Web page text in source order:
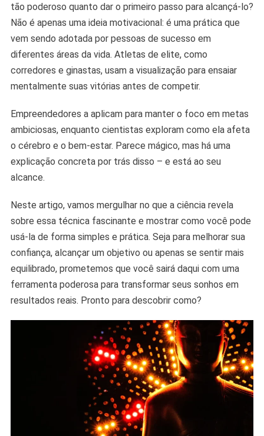
Conquistas
tão poderoso quanto dar o primeiro passo para alcançá-lo?
Não é apenas uma ideia motivacional: é uma prática que
vem sendo adotada por pessoas de sucesso em
diferentes áreas da vida. Atletas de elite, como
corredores e ginastas, usam a visualização para ensaiar
mentalmente suas vitórias antes de competir.
Empreendedores a aplicam para manter o foco em metas
ambiciosas, enquanto cientistas exploram como ela afeta
o cérebro e o bem-estar. Parece mágico, mas há uma
explicação concreta por trás disso – e está ao seu
alcance.
Neste artigo, vamos mergulhar no que a ciência revela
sobre essa técnica fascinante e mostrar como você pode
usá-la de forma simples e prática. Seja para melhorar sua
confiança, alcançar um objetivo ou apenas se sentir mais
equilibrado, prometemos que você sairá daqui com uma
ferramenta poderosa para transformar seus sonhos em
resultados reais. Pronto para descobrir como?